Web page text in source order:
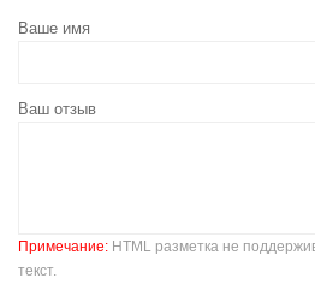
Ваше имя
Ваш отзыв
Примечание: HTML разметка не
текст.